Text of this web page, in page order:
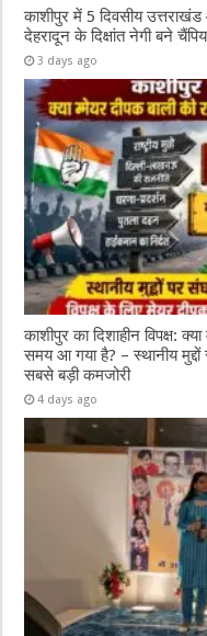
काशीपुर में 5 दिवसीय
देहरादून के दिक्षांत नेगी बने
3 days ago
काशीपुर का दिशाहीन विपक्ष:
समय आ गया है? – स्थानीय मुद्दों
सबसे बड़ी कमजोरी
4 days ago